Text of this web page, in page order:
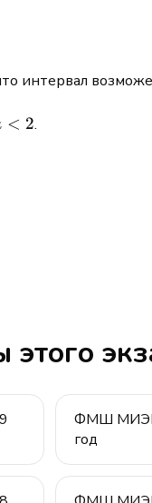
интервал
< 2.
ФМШ МИЭМ
год